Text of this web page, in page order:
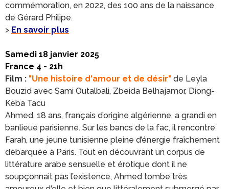
commémoration, en 2022, des 100 ans de la naissance
de Gérard Philipe.
> En savoir plus
Samedi 18 janvier 2025
France 4 - 21h
Film : "Une histoire d'amour et de désir" de Leyla
Bouzid avec Sami Outalbali, Zbeida Belhajamor, Diong-
Keba Tacu
Ahmed, 18 ans, français d’origine algérienne, a grandi en
banlieue parisienne. Sur les bancs de la fac, il rencontre
Farah, une jeune tunisienne pleine d’énergie fraîchement
débarquée à Paris. Tout en découvrant un corpus de
littérature arabe sensuelle et érotique dont il ne
soupçonnait pas l’existence, Ahmed tombe très